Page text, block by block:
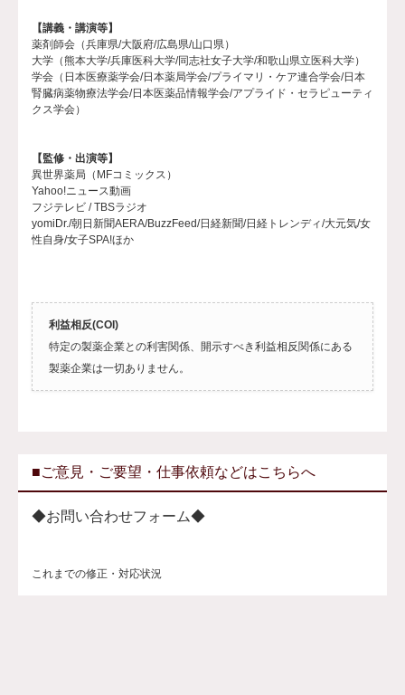
【講義・講演等】
薬剤師会（兵庫県/大阪府/広島県/山口県）
大学（熊本大学/兵庫医科大学/同志社女子大学/和歌山県立医科大学）
学会（日本医療薬学会/日本薬局学会/プライマリ・ケア連合学会/日本
腎臓病薬物療法学会/日本医薬品情報学会/アプライド・セラピューティ
クス学会）
【監修・出演等】
異世界薬局（MFコミックス）
Yahoo!ニュース動画
フジテレビ / TBSラジオ
yomiDr./朝日新聞AERA/BuzzFeed/日経新聞/日経トレンディ/大元気/女
性自身/女子SPA!ほか
利益相反(COI)
特定の製薬企業との利害関係、開示すべき利益相反関係にある
製薬企業は一切ありません。
■ご意見・ご要望・仕事依頼などはこちらへ
◆お問い合わせフォーム◆
これまでの修正・対応状況